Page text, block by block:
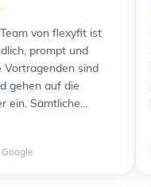
von flexyfit ist
prompt und
Vortragenden sind
gehen auf die
ein. Sämtliche
wurden übersichtlich
Durch die